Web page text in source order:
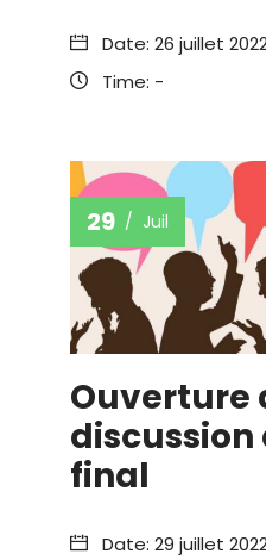
Date: 26 juillet
Time: -
29 Juil
Ouverture
final
Date: 29 juillet